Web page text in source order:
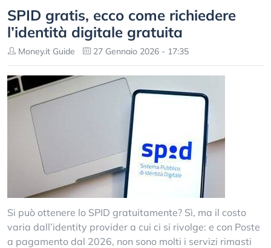
SPID gratis, ecco come richiedere
l’identità digitale gratuita
Money.it Guide 27 Gennaio 2026 - 17:35
Si può ottenere lo SPID gratuitamente? Sì, ma il costo
varia dall’identity provider a cui ci si rivolge: e con Poste
a pagamento dal 2026, non sono molti i servizi rimasti